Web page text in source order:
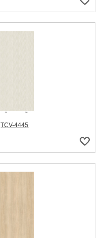
TCV-4445